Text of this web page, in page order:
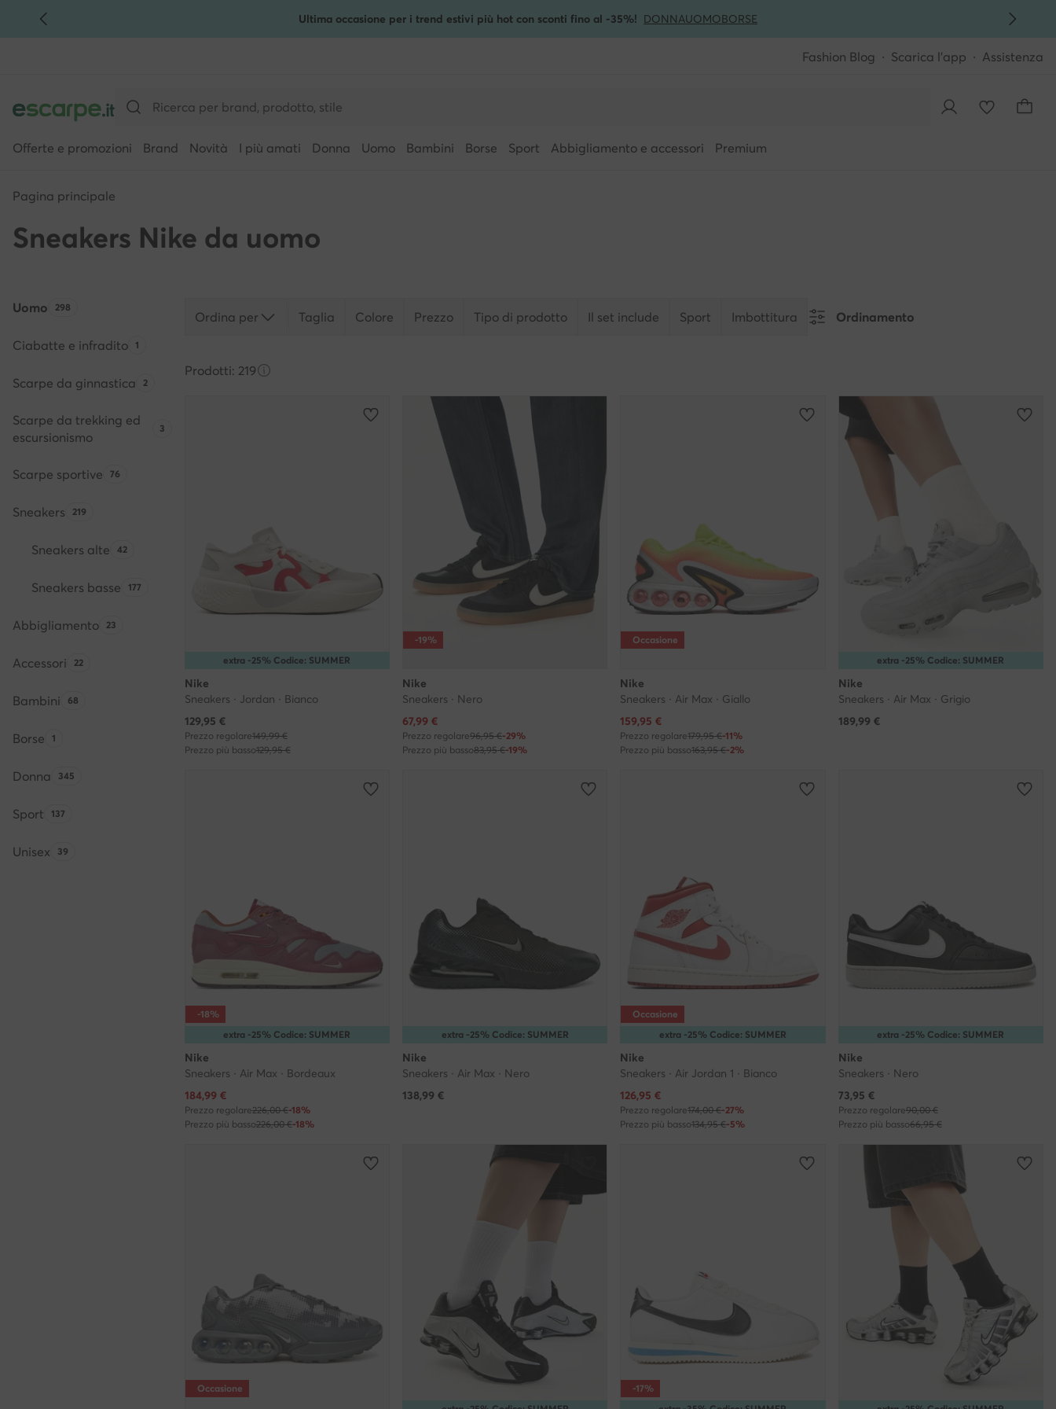
VAI AL CONTENUTO PRINCIPALE Ultima occasione per i trend estivi più hot con sconti fino al -35%! DONNAUOMOBORSE
Fashion Blog Scarica l'app Assistenza
Offerte e promozioni Brand Novità I più amati Donna Uomo Bambini Borse Sport Abbigliamento e accessori Premium
Pagina principale
Sneakers Nike da uomo
Uomo Quantità di prodotti:
298
Ciabatte e infraditoQuantità di prodotti:
1
Scarpe da ginnastica Quantità di prodotti:
2
Scarpe da trekking ed
escursionismo
Quantità di prodotti:
3
Scarpe sportive Quantità di prodotti:
76
Sneakers Quantità di prodotti:
219
Sneakers alte Quantità di prodotti:
42
Sneakers basse Quantità di prodotti:
177
AbbigliamentoQuantità di prodotti:
23
Accessori Quantità di prodotti:
22
Bambini Quantità di prodotti:
68
Borse Quantità di prodotti:
1
Donna Quantità di prodotti:
345
Sport Quantità di prodotti:
137
Unisex Quantità di prodotti:
39
Ordina per Taglia Colore Prezzo Tipo di prodotto Il set include Sport Imbottitura Ordinamento
Prodotti: 219
extra -25% Codice: SUMMER
Nike
Sneakers · Jordan · Bianco
Prezzo attuale
129,95 €
Prezzo regolare149,99 €
Prezzo più basso129,95 €
-19%
Nike
Sneakers · Nero
Prezzo attuale
67,99 €
Prezzo regolare96,95 €-29%
Prezzo più basso83,95 €-19%
Occasione
Nike
Sneakers · Air Max · Giallo
Prezzo attuale
159,95 €
Prezzo regolare179,95 €-11%
Prezzo più basso163,95 €-2%
extra -25% Codice: SUMMER
Nike
Sneakers · Air Max · Grigio
189,99 €
extra -25% Codice: SUMMER
-18%
Nike
Sneakers · Air Max · Bordeaux
Prezzo attuale
184,99 €
Prezzo regolare226,00 €-18%
Prezzo più basso226,00 €-18%
extra -25% Codice: SUMMER
Nike
Sneakers · Air Max · Nero
138,99 €
extra -25% Codice: SUMMER
Occasione
Nike
Sneakers · Air Jordan 1 · Bianco
Prezzo attuale
126,95 €
Prezzo regolare174,00 €-27%
Prezzo più basso134,95 €-5%
extra -25% Codice: SUMMER
Nike
Sneakers · Nero
Prezzo attuale
73,95 €
Prezzo regolare90,00 €
Prezzo più basso66,95 €
Occasione -17%